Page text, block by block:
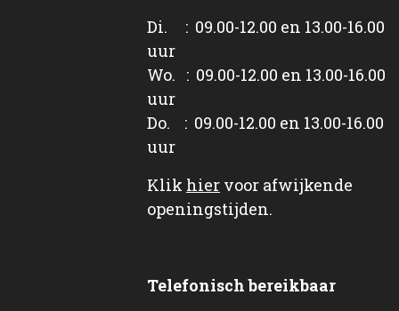
Di. : 09.00-12.00 en 13.00-16.00
uur
Wo. : 09.00-12.00 en 13.00-16.00
uur
Do. : 09.00-12.00 en 13.00-16.00
uur
Klik hier voor afwijkende
openingstijden.
Telefonisch bereikbaar